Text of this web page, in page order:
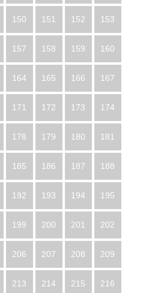
150 151 152 153
157 158 159 160
164 165 166 167
171 172 173 174
178 179 180 181
185 186 187 188
192 193 194 195
199 200 201 202
206 207 208 209
213 214 215 216